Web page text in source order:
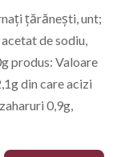
țărănești, unt;
de sodiu,
produs: Valoare
din care acizi
0,9g,